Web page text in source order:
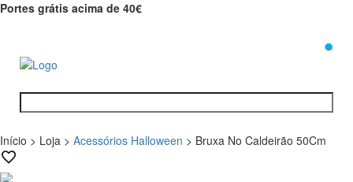
Portes grátis acima de 40€
Início > Loja > Acessórios Halloween > Bruxa No Caldeirão 50Cm